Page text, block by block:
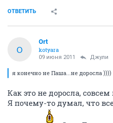
ОТВЕТИТЬ
O
Ort
kotyara
09 июня 2011 Джули
я конечно не Паша...не доросла ))))
Как это не доросла,
Я почему-то думал, что